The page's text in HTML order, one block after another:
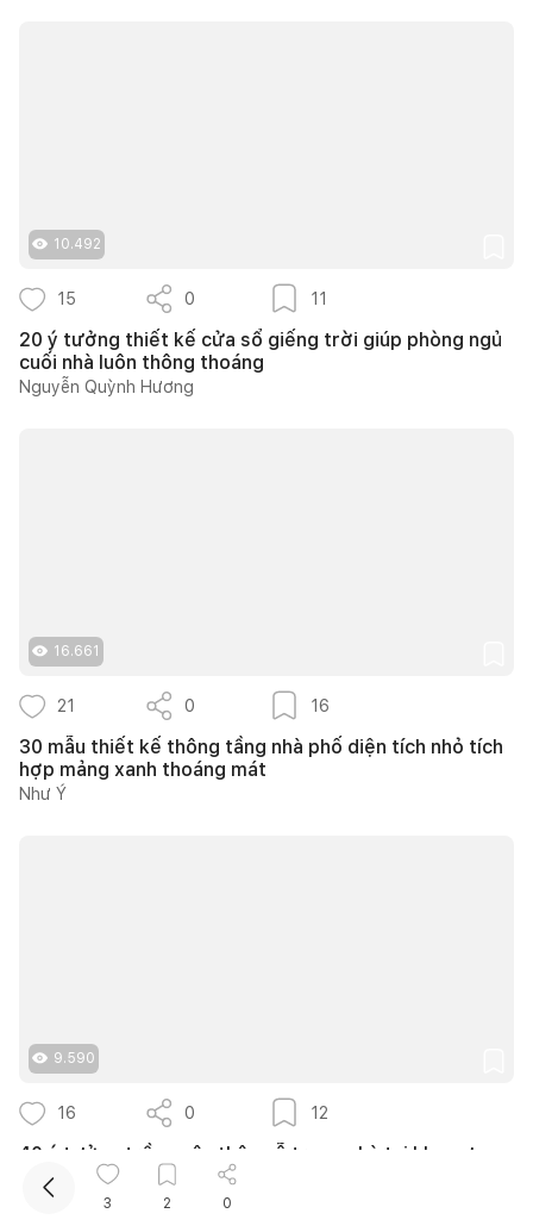
10.492
15 0 11
20 ý tưởng thiết kế cửa sổ giếng trời giúp phòng ngủ
cuối nhà luôn thông thoáng
Nguyễn Quỳnh Hương
16.661
21 0 16
30 mẫu thiết kế thông tầng nhà phố diện tích nhỏ tích
hợp mảng xanh thoáng mát
Như Ý
9.590
16 0 12
40 ý tưởng trồng cây thân gỗ trong nhà tại khu vực
giếng trời mái kính tuyệt đẹp
Nguyễn Quỳnh Hương
3 2 0